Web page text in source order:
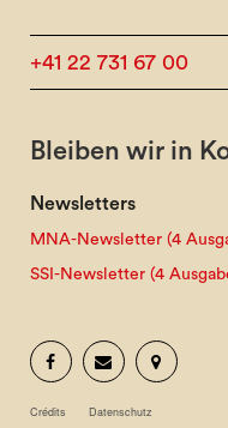
+41 22 731 67 00
Bleiben wir in
Newsletters
MNA-Newsletter (4
SSI-Newsletter (4
Crédits Datenschutz